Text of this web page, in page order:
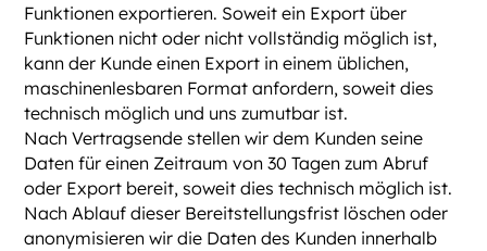
Funktionen exportieren. Soweit ein Export über
Funktionen nicht oder nicht vollständig möglich ist,
kann der Kunde einen Export in einem üblichen,
maschinenlesbaren Format anfordern, soweit dies
technisch möglich und uns zumutbar ist.
Nach Vertragsende stellen wir dem Kunden seine
Daten für einen Zeitraum von 30 Tagen zum Abruf
oder Export bereit, soweit dies technisch möglich ist.
Nach Ablauf dieser Bereitstellungsfrist löschen oder
anonymisieren wir die Daten des Kunden innerhalb